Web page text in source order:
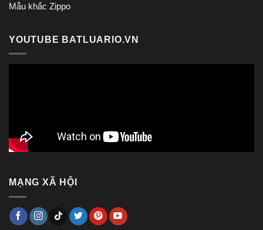
Mẫu khắc Zippo
YOUTUBE BATLUARIO.VN
MẠNG XÃ HỘI